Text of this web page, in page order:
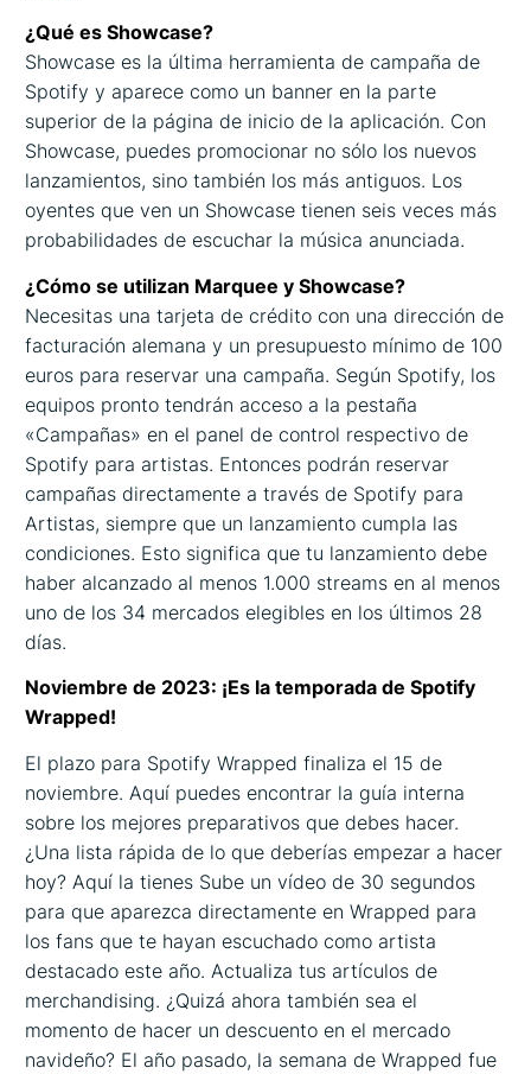
¿Qué es Showcase?
Showcase es la última herramienta de campaña de
Spotify y aparece como un banner en la parte
superior de la página de inicio de la aplicación. Con
Showcase, puedes promocionar no sólo los nuevos
lanzamientos, sino también los más antiguos. Los
oyentes que ven un Showcase tienen seis veces más
probabilidades de escuchar la música anunciada.
¿Cómo se utilizan Marquee y Showcase?
Necesitas una tarjeta de crédito con una dirección de
facturación alemana y un presupuesto mínimo de 100
euros para reservar una campaña. Según Spotify, los
equipos pronto tendrán acceso a la pestaña
«Campañas» en el panel de control respectivo de
Spotify para artistas. Entonces podrán reservar
campañas directamente a través de Spotify para
Artistas, siempre que un lanzamiento cumpla las
condiciones. Esto significa que tu lanzamiento debe
haber alcanzado al menos 1.000 streams en al menos
uno de los 34 mercados elegibles en los últimos 28
días.
Noviembre de 2023: ¡Es la temporada de Spotify
Wrapped!
El plazo para Spotify Wrapped finaliza el 15 de
noviembre. Aquí puedes encontrar la guía interna
sobre los mejores preparativos que debes hacer.
¿Una lista rápida de lo que deberías empezar a hacer
hoy? Aquí la tienes Sube un vídeo de 30 segundos
para que aparezca directamente en Wrapped para
los fans que te hayan escuchado como artista
destacado este año. Actualiza tus artículos de
merchandising. ¿Quizá ahora también sea el
momento de hacer un descuento en el mercado
navideño? El año pasado, la semana de Wrapped fue